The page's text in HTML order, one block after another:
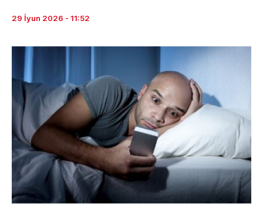
29 İyun 2026 - 11:52